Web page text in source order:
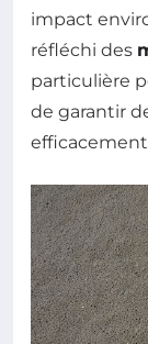
impact
réfléchi des
particulière
de garantir